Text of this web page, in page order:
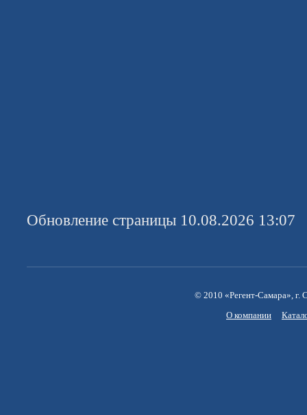
Обновление страницы 10.08.2026 13:07
© 2010 «Регент-Самара», г.
О компании